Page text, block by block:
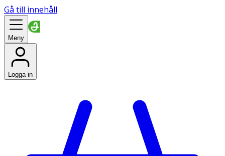
Gå till innehåll
Meny
Logga in